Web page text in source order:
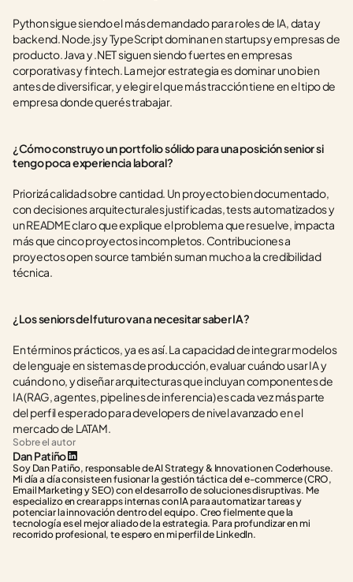
Python sigue siendo el más demandado para roles de IA, data y
backend. Node.js y TypeScript dominan en startups y empresas de
producto. Java y .NET siguen siendo fuertes en empresas
corporativas y fintech. La mejor estrategia es dominar uno bien
antes de diversificar, y elegir el que más tracción tiene en el tipo de
empresa donde querés trabajar.
¿Cómo construyo un portfolio sólido para una posición senior si
tengo poca experiencia laboral?
Priorizá calidad sobre cantidad. Un proyecto bien documentado,
con decisiones arquitecturales justificadas, tests automatizados y
un README claro que explique el problema que resuelve, impacta
más que cinco proyectos incompletos. Contribuciones a
proyectos open source también suman mucho a la credibilidad
técnica.
¿Los seniors del futuro van a necesitar saber IA?
En términos prácticos, ya es así. La capacidad de integrar modelos
de lenguaje en sistemas de producción, evaluar cuándo usar IA y
cuándo no, y diseñar arquitecturas que incluyan componentes de
IA (RAG, agentes, pipelines de inferencia) es cada vez más parte
del perfil esperado para developers de nivel avanzado en el
mercado de LATAM.
Sobre el autor
Dan Patiño
Soy Dan Patiño, responsable de AI Strategy & Innovation en Coderhouse.
Mi día a día consiste en fusionar la gestión táctica del e-commerce (CRO,
Email Marketing y SEO) con el desarrollo de soluciones disruptivas. Me
especializo en crear apps internas con IA para automatizar tareas y
potenciar la innovación dentro del equipo. Creo fielmente que la
tecnología es el mejor aliado de la estrategia. Para profundizar en mi
recorrido profesional, te espero en mi perfil de LinkedIn.